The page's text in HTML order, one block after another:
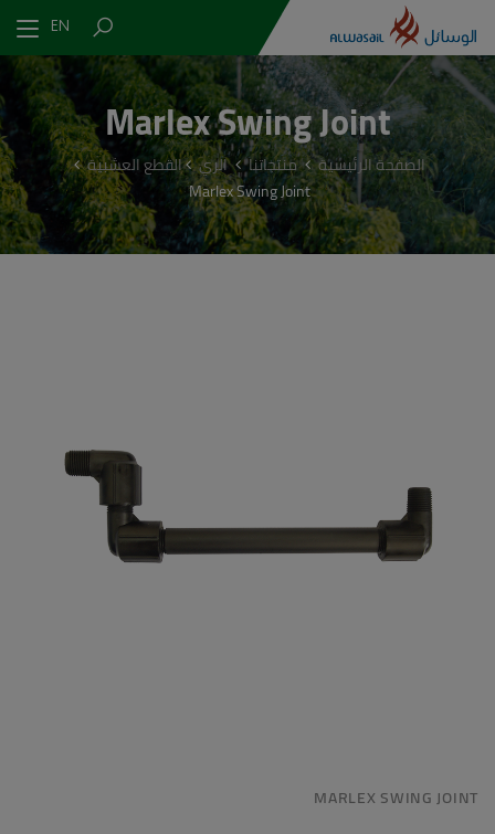
EN
Marlex Swing Joint
الصفحة الرئيسية منتجاتنا الري
القطع العشبية
Marlex Swing Joint
MARLEX SWING JOINT